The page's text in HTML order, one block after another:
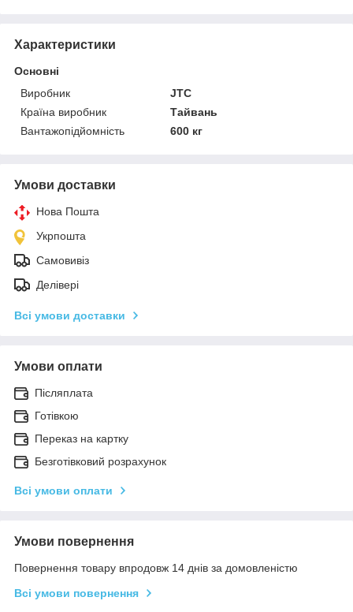
Характеристики
Основні
Виробник
JTC
Країна виробник
Тайвань
Вантажопідйомність
600 кг
Умови доставки
Нова Пошта
Укрпошта
Самовивіз
Делівері
Всі умови доставки
Умови оплати
Післяплата
Готівкою
Переказ на картку
Безготівковий розрахунок
Всі умови оплати
Умови повернення
Повернення товару впродовж 14 днів за домовленістю
Всі умови повернення